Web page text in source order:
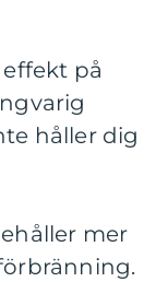
på
håller dig
mer